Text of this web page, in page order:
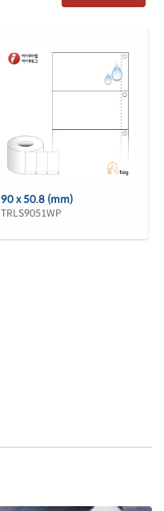
90 x 50.8 (mm)
TRLS9051WP